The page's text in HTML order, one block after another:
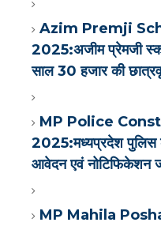
Azim Premji
2025:अजीम प्रेमजी
साल 30 हजार की
MP Police
2025:मध्यप्रदेश पुलिस
आवेदन एवं नोटिफिकेशन
MP Mahila